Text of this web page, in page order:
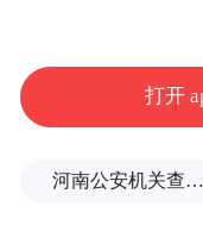
IT之家获悉，
公司是全球领
储能系统的研
打开
河南公安机关查实：“三支一扶”笔试存在规模性组织作弊犯罪